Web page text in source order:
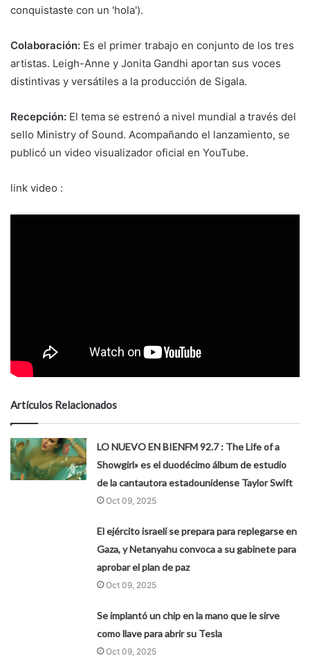
conquistaste con un 'hola').
Colaboración: Es el primer trabajo en conjunto de los tres
artistas. Leigh-Anne y Jonita Gandhi aportan sus voces
distintivas y versátiles a la producción de Sigala.
Recepción: El tema se estrenó a nivel mundial a través del
sello Ministry of Sound. Acompañando el lanzamiento, se
publicó un video visualizador oficial en YouTube.
link video :
Artículos Relacionados
LO NUEVO EN BIENFM 92.7 : The Life of a
Showgirl» es el duodécimo álbum de estudio
de la cantautora estadounidense Taylor Swift
Oct 09, 2025
El ejército israelí se prepara para replegarse en
Gaza, y Netanyahu convoca a su gabinete para
aprobar el plan de paz
Oct 09, 2025
Se implantó un chip en la mano que le sirve
como llave para abrir su Tesla
Oct 09, 2025